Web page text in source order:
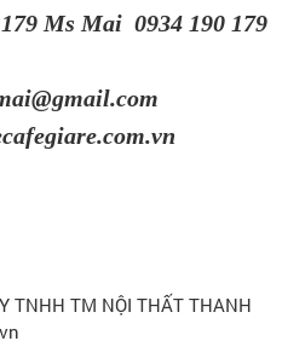
Ms Mai 0934 190 179
TNHH TM NỘI THẤT THANH